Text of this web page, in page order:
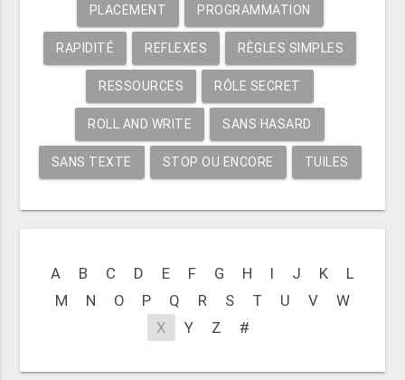
PLACEMENT PROGRAMMATION
RAPIDITÉ REFLEXES RÈGLES SIMPLES
RESSOURCES RÔLE SECRET
ROLL AND WRITE SANS HASARD
SANS TEXTE STOP OU ENCORE TUILES
A B C D E F G H I J K
L
M
N O P Q R S T U V
W
X
Y Z #